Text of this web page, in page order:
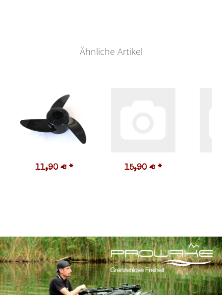
Ähnliche Artikel
11,90 € * 15,90 € *